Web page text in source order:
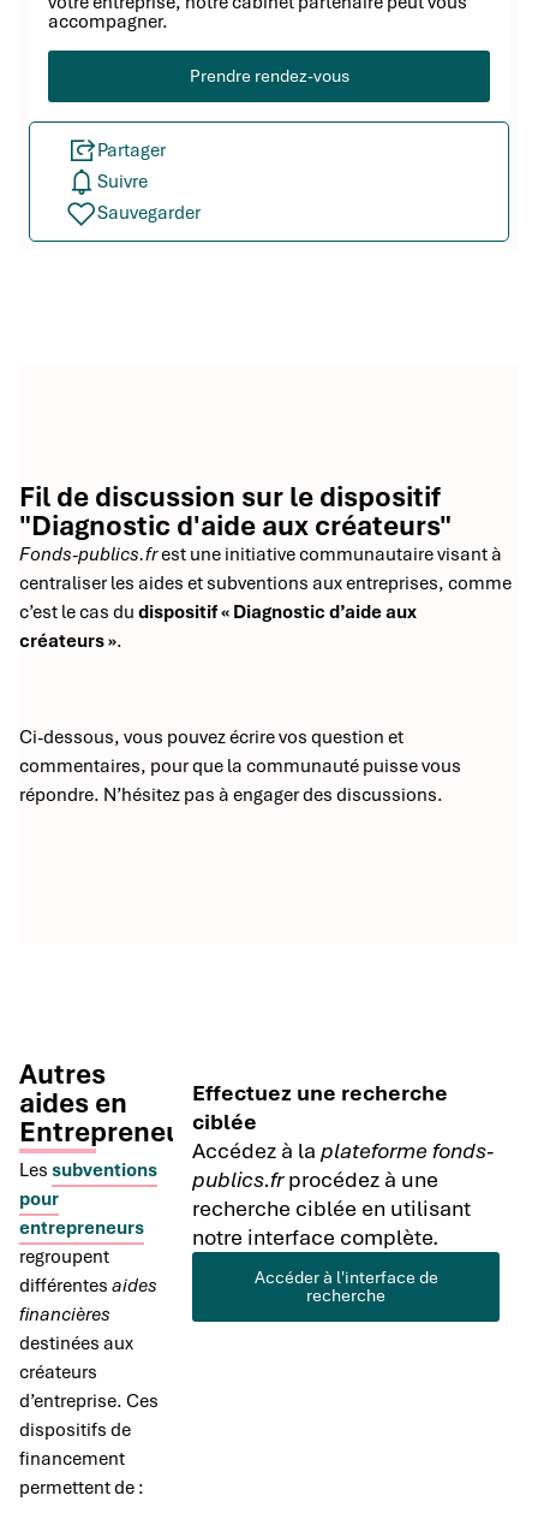
accompagner.
Prendre rendez-vous
Partager
Suivre
Sauvegarder
Fil de discussion sur le dispositif
"Diagnostic d'aide aux créateurs"
Fonds-publics.frest une initiative communautaire visant à
centraliser les aides et subventions aux entreprises, comme
c’est le cas du dispositif « Diagnostic d’aide aux
créateurs ».
Ci-dessous, vous pouvez écrire vos question et
commentaires, pour que la communauté puisse vous
répondre. N’hésitez pas à engager des discussions.
Autres
aides en
Entrepreneuriat
Les subventions
pour
entrepreneurs
regroupent
différentes aides
financières
destinées aux
créateurs
d’entreprise. Ces
dispositifs de
financement
permettent de :
Effectuez une recherche
ciblée
Accédez à laplateforme fonds-
publics.frprocédez à une
recherche ciblée en utilisant
notre interface complète.
Accéder à l'interface de
recherche